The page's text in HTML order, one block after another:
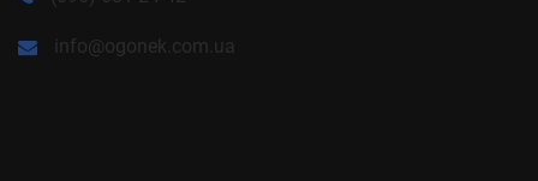
info@ogonek.com.ua